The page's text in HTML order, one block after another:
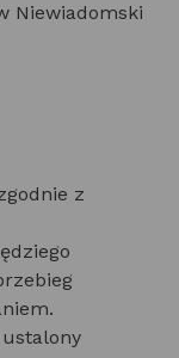
Niewiadomski
z